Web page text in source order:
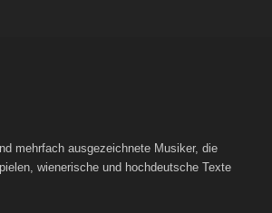
mehrfach ausgezeichnete Musiker, die
wienerische und hochdeutsche Texte